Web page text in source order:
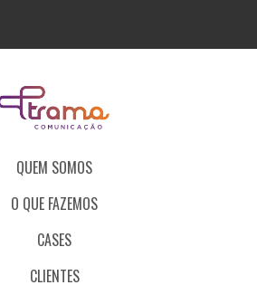
QUEM SOMOS
O QUE FAZEMOS
CASES
CLIENTES